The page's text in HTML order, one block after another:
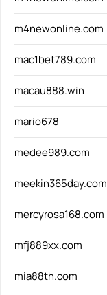
m4newonline.com
mac1bet789.com
macau888.win
mario678
medee989.com
meekin365day.com
mercyrosa168.com
mfj889xx.com
mia88th.com